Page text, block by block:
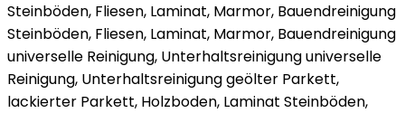
Steinböden, Fliesen, Laminat, Marmor, Bauendreinigung
Steinböden, Fliesen, Laminat, Marmor, Bauendreinigung
universelle Reinigung, Unterhaltsreinigung universelle
Reinigung, Unterhaltsreinigung geölter Parkett,
lackierter Parkett, Holzboden, Laminat Steinböden,